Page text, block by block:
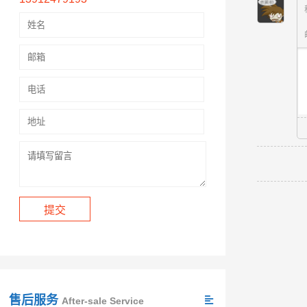
售后服务 After-sale Service